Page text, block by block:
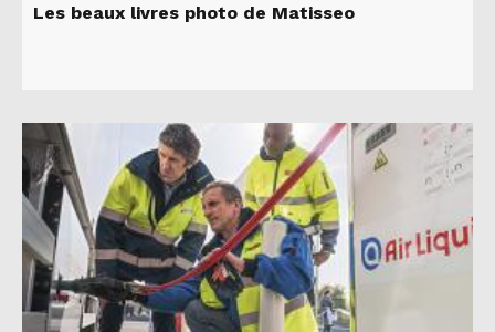
Les beaux livres photo de Matisseo